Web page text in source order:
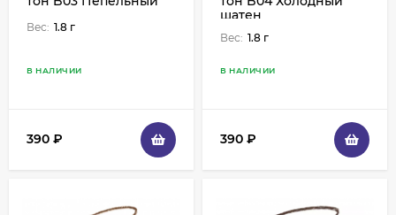
Вес: 1.8 г
В НАЛИЧИИ
390 ₽
шатен
Вес: 1.8 г
В НАЛИЧИИ
390 ₽